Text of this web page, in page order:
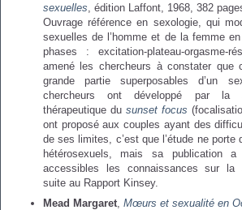
sexuelles , édition Laffont, 1968, 382
Ouvrage référence en sexologie, qui
sexuelles de l’homme et de la femme
phases : excitation-plateau-orgasme-
amené les chercheurs à constater que
grande partie superposables d’un
chercheurs ont développé par la
thérapeutique du sunset focus
ont proposé aux couples ayant des
de ses limites, c’est que l’étude ne porte
hétérosexuels, mais sa publication
accessibles les connaissances sur la
suite au Rapport Kinsey.
Mead Margaret, Mœurs et sexualité en